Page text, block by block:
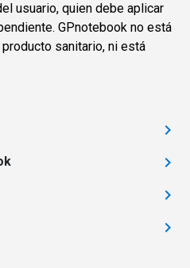
usuario, quien debe aplicar
GPnotebook no está
sanitario, ni está